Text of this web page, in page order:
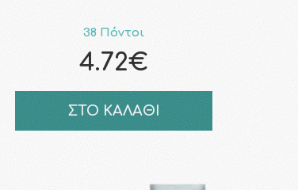
38 Πόντοι
4.72€
ΣΤΟ ΚΑΛΑΘΙ